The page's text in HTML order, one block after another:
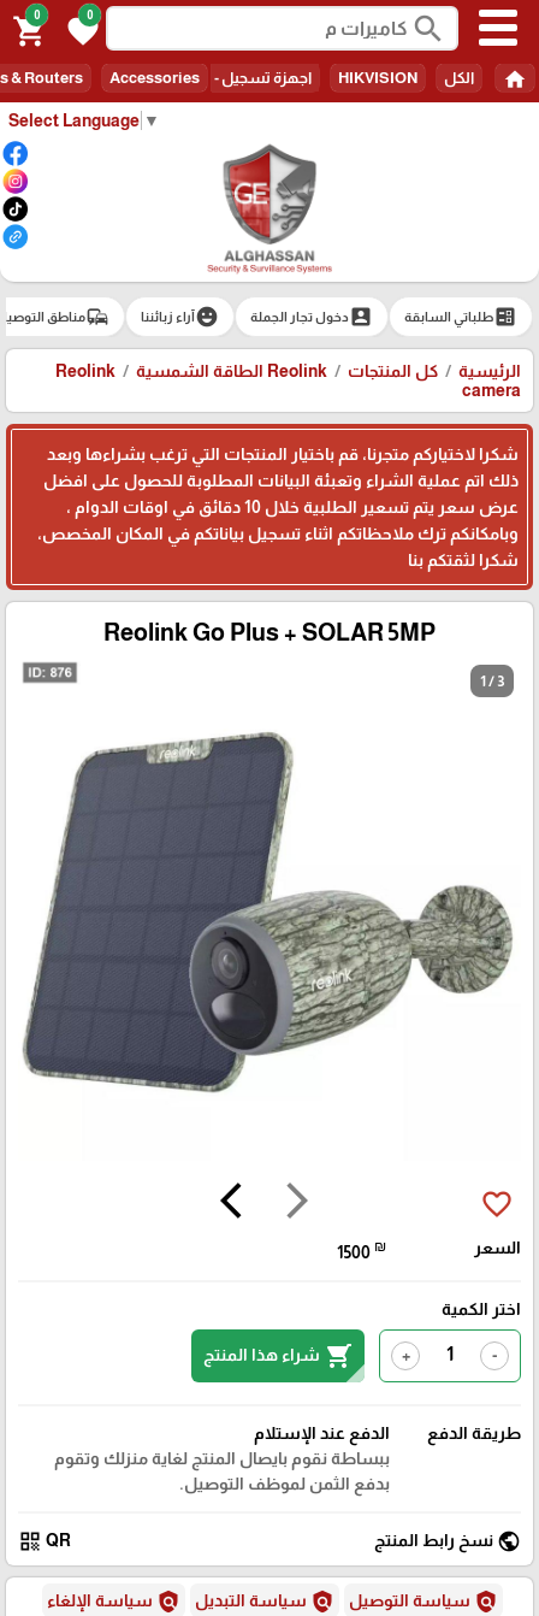
Select Language ▼
search
0
favorite
0
shopping_cart
home الكل HIKVISION اجهزة تسجيل - Recorders & Routers Accessories
ballotطلباتي السابقة account_boxدخول تجار الجملة emoji_emotionsآراء زبائننا commuteمناطق
الرئيسية كل المنتجات Reolink الطاقة الشمسية
Reolink
camera
شكرا لاختياركم متجرنا، قم باختيار المنتجات التي ترغب بشراءها وبعد
ذلك اتم عملية الشراء وتعبئة البيانات المطلوبة للحصول على افضل
عرض سعر يتم تسعير الطلبية خلال 10 دقائق في اوقات الدوام ،
وبامكانكم ترك ملاحظاتكم اثناء تسجيل بياناتكم في المكان المخصص،
شكرا لثقتكم بنا
Reolink Go Plus + SOLAR 5MP
1 / 3
arrow_forward_ios
arrow_back_ios favorite_border
السعر 1500 ₪
اختر الكمية
-
+
shopping_cart شراء هذا المنتج
طريقة الدفع
الدفع عند الإستلام
ببساطة نقوم بايصال المنتج لغاية منزلك وتقوم
بدفع الثمن لموظف التوصيل.
public نسخ رابط المنتج QR
qr_code
policy سياسة التوصيل policy سياسة التبديل policy سياسة الإلغاء